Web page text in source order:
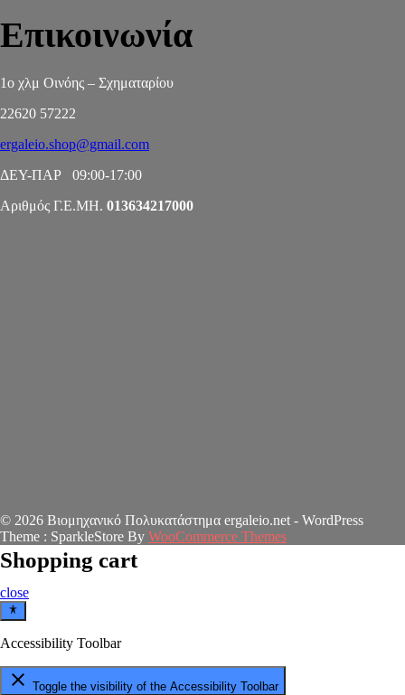
Επικοινωνία
1ο χλμ Οινόης – Σχηματαρίου
22620 57222
ergaleio.shop@gmail.com
ΔΕΥ-ΠΑΡ 09:00-17:00
Αριθμός Γ.Ε.ΜΗ. 013634217000
© 2026 Βιομηχανικό Πολυκατάστημα ergaleio.net - WordPress
Theme : SparkleStore By WooCommerce Themes
Shopping cart
close
Accessibility Toolbar
close Toggle the visibility of the Accessibility Toolbar